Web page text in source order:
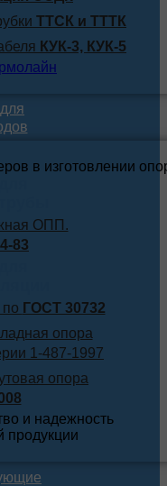
ТТСК и ТТТК
КУК-3, КУК-5
ОПП.
83
ГОСТ 30732
опора
1-487-1997
опора